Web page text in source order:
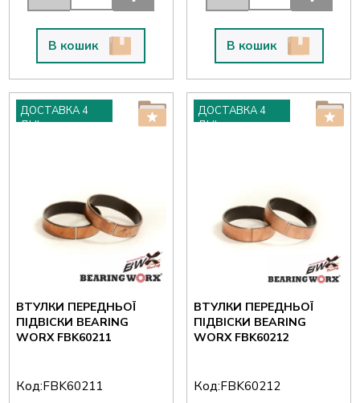
В кошик В кошик
ДОСТАВКА 4
ДНІ
ВТУЛКИ ПЕРЕДНЬОЇ
ПІДВІСКИ BEARING
WORX FBK60211
Код:FBK60211
ДОСТАВКА 4
ДНІ
ВТУЛКИ ПЕРЕДНЬОЇ
ПІДВІСКИ BEARING
WORX FBK60212
Код:FBK60212